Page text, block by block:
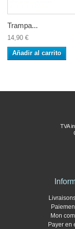
Trampa...
14,90 €
Añadir al carrito
TVA
Mon
Payer en